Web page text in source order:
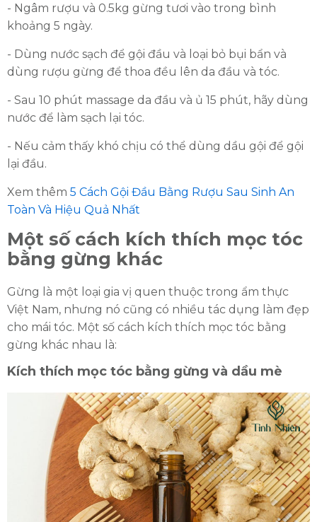
- Ngâm rượu và 0.5kg gừng tươi vào trong bình
khoảng 5 ngày.
- Dùng nước sạch để gội đầu và loại bỏ bụi bẩn và
dùng rượu gừng để thoa đều lên da đầu và tóc.
- Sau 10 phút massage da đầu và ủ 15 phút, hãy dùng
nước để làm sạch lại tóc.
- Nếu cảm thấy khó chịu có thể dùng dầu gội để gội
lại đầu.
Xem thêm 5 Cách Gội Đầu Bằng Rượu Sau Sinh An
Toàn Và Hiệu Quả Nhất
Một số cách kích thích mọc tóc
bằng gừng khác
Gừng là một loại gia vị quen thuộc trong ẩm thực
Việt Nam, nhưng nó cũng có nhiều tác dụng làm đẹp
cho mái tóc. Một số cách kích thích mọc tóc bằng
gừng khác nhau là:
Kích thích mọc tóc bằng gừng và dầu mè